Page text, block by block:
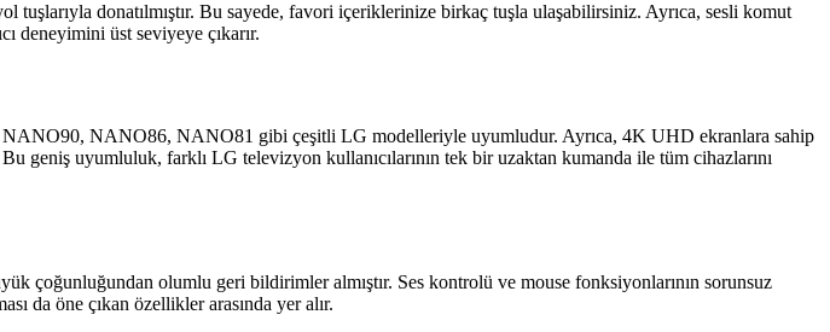
donatılmıştır. Bu sayede, favori içeriklerinize birkaç tuşla ulaşabilirsiniz. Ayrıca, sesli komut
deneyimini üst seviyeye çıkarır.
NANO86, NANO81 gibi çeşitli LG modelleriyle uyumludur. Ayrıca, 4K UHD ekranlara sahip
uyumluluk, farklı LG televizyon kullanıcılarının tek bir uzaktan kumanda ile tüm cihazlarını
çoğunluğundan olumlu geri bildirimler almıştır. Ses kontrolü ve mouse fonksiyonlarının sorunsuz
da öne çıkan özellikler arasında yer alır.